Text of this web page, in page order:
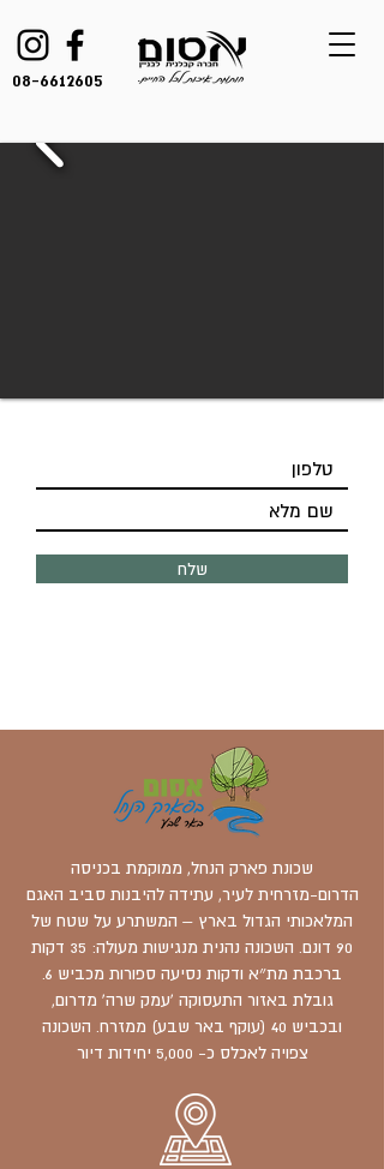
08-6612605
שלח
שכונת פארק הנחל, ממוקמת בכניסה
הדרום-מזרחית לעיר, עתידה להיבנות סביב האגם
המלאכותי הגדול בארץ – המשתרע על שטח של
90 דונם. השכונה נהנית מנגישות מעולה: 35 דקות
ברכבת מת״א ודקות נסיעה ספורות מכביש 6.
גובלת באזור התעסוקה 'עמק שרה' מדרום,
ובכביש 40 (עוקף באר שבע) ממזרח. השכונה
צפויה לאכלס כ- 5,000 יחידות דיור